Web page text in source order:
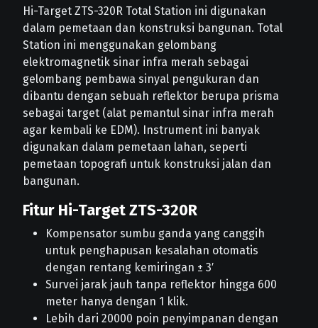
Hi-Target ZTS-320R Total Station ini digunakan
dalam pemetaan dan konstruksi bangunan. Total
Station ini menggunakan gelombang
elektromagnetik sinar infra merah sebagai
gelombang pembawa sinyal pengukuran dan
dibantu dengan sebuah reflektor berupa prisma
sebagai target (alat pemantul sinar infra merah
agar kembali ke EDM). Instrument ini banyak
digunakan dalam pemetaan lahan, seperti
pemetaan topografi untuk konstruksi jalan dan
bangunan.
Fitur Hi-Target ZTS-320R
Kompensator sumbu ganda yang canggih
untuk penghapusan kesalahan otomatis
dengan rentang kemiringan ± 3′
Survei jarak jauh tanpa reflektor hingga 600
meter hanya dengan 1 klik.
Lebih dari 20000 poin penyimpanan dengan